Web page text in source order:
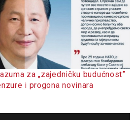
za „zajedničku budućnost”
i progona novinara